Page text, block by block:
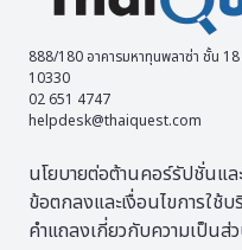
888/180 อาคารมหาทุนพลาซ่า ชั้น
10330
02 651 4747
helpdesk@thaiquest.com
นโยบายต่อต้านคอร์รัปชั่นแ
ข้อตกลงและเงื่อนไขการใช้
คำแถลงเกี่ยวกับความเป็นส่